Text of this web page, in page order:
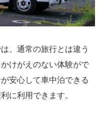
、通常の旅行とは違う
けがえのない体験がで
安心して車中泊できる
に利用できます。